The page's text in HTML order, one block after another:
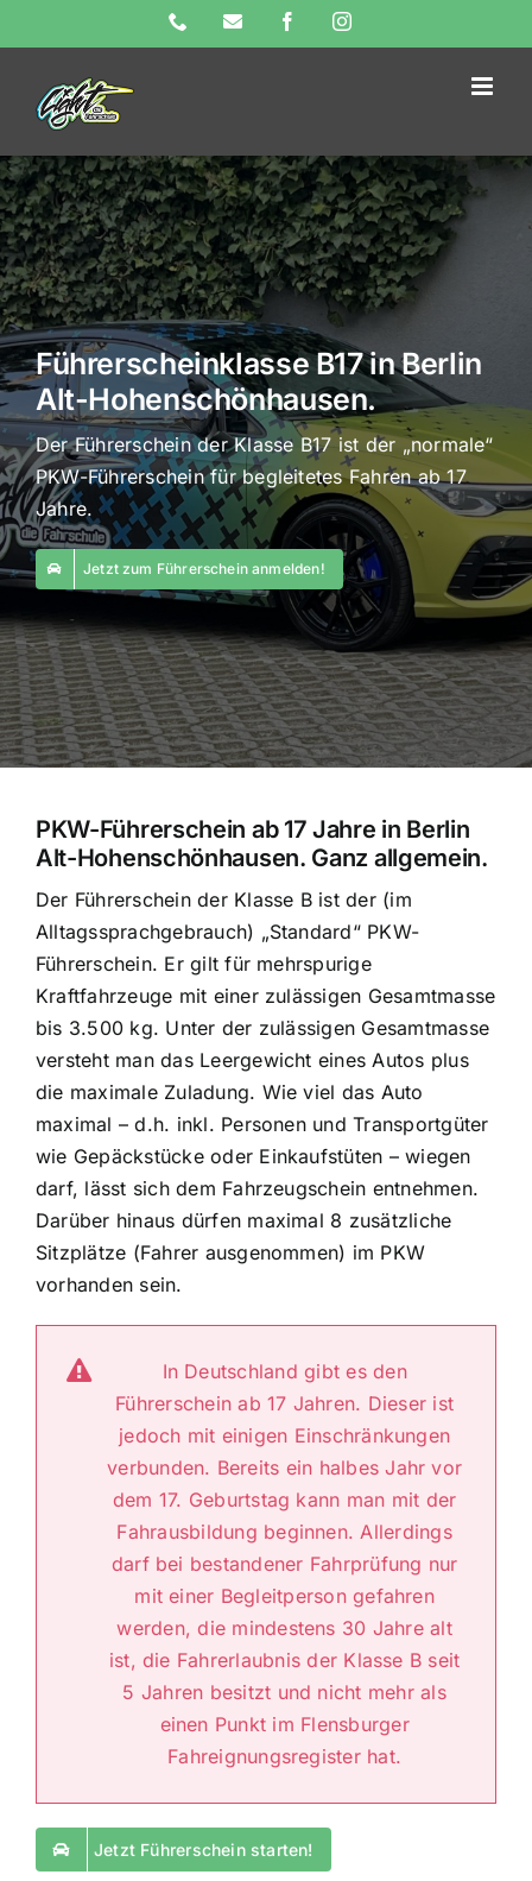
to
content
Phone E-
FacebookInstagram
Führerscheinklasse B17 in Berlin
Alt-Hohenschönhausen.
Der Führerschein der Klasse B17 ist der „normale“
PKW-Führerschein für begleitetes Fahren ab 17
Jahre.
Jetzt zum Führerschein anmelden!
PKW-Führerschein ab 17 Jahre in Berlin
Alt-Hohenschönhausen. Ganz allgemein.
Der Führerschein der Klasse B ist der (im
Alltagssprachgebrauch) „Standard“ PKW-
Führerschein. Er gilt für mehrspurige
Kraftfahrzeuge mit einer zulässigen Gesamtmasse
bis 3.500 kg. Unter der zulässigen Gesamtmasse
versteht man das Leergewicht eines Autos plus
die maximale Zuladung. Wie viel das Auto
maximal – d.h. inkl. Personen und Transportgüter
wie Gepäckstücke oder Einkaufstüten – wiegen
darf, lässt sich dem Fahrzeugschein entnehmen.
Darüber hinaus dürfen maximal 8 zusätzliche
Sitzplätze (Fahrer ausgenommen) im PKW
vorhanden sein.
In Deutschland gibt es den
Führerschein ab 17 Jahren. Dieser ist
jedoch mit einigen Einschränkungen
verbunden. Bereits ein halbes Jahr vor
dem 17. Geburtstag kann man mit der
Fahrausbildung beginnen. Allerdings
darf bei bestandener Fahrprüfung nur
mit einer Begleitperson gefahren
werden, die mindestens 30 Jahre alt
ist, die Fahrerlaubnis der Klasse B seit
5 Jahren besitzt und nicht mehr als
einen Punkt im Flensburger
Fahreignungsregister hat.
Jetzt Führerschein starten!